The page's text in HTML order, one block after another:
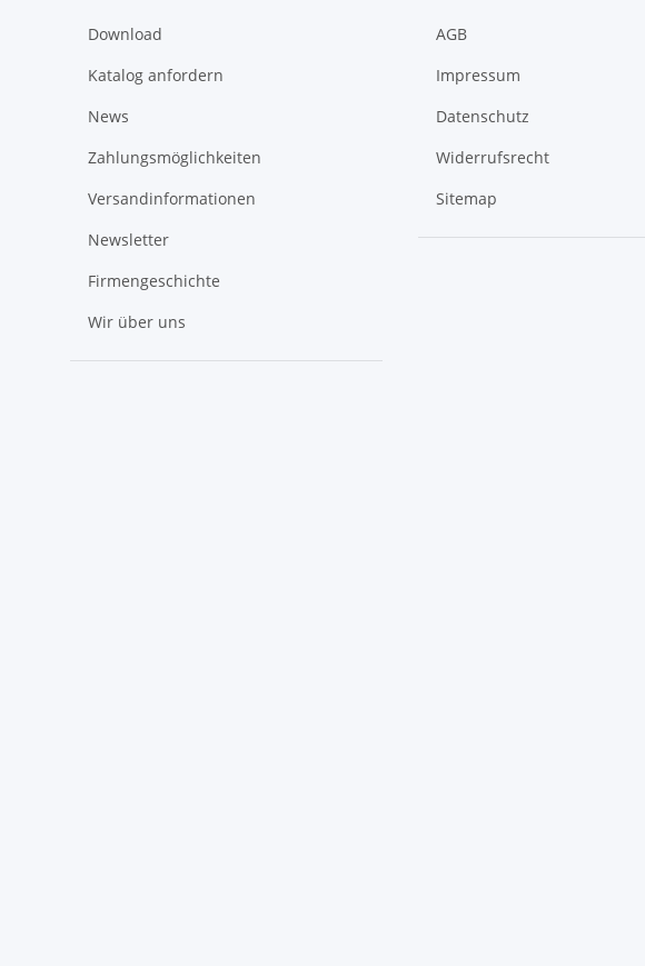
Download
Katalog anfordern
News
Zahlungsmöglichkeiten
Versandinformationen
Newsletter
Firmengeschichte
Wir über uns
AGB
Impressum
Datenschutz
Widerrufsrecht
Sitemap